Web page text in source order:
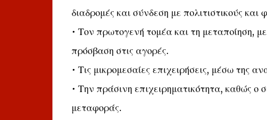
διαδρομές και σύνδεση με πολιτιστικούς και
• Τον πρωτογενή τομέα και τη μεταποίηση,
πρόσβαση στις αγορές.
• Τις μικρομεσαίες επιχειρήσεις, μέσω της
• Την πράσινη επιχειρηματικότητα, καθώς ο
μεταφοράς.